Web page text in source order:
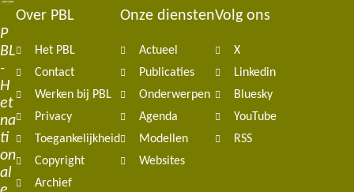
P
BL
-
H
et
na
ti
on
al
Footer
navigation
Over PBL
Het PBL
Contact
Werken bij PBL
Privacy
Toegankelijkheid
Copyright
Archief
Onze diensten
Actueel
Publicaties
Onderwerpen
Agenda
Modellen
Websites
Volg ons
X
Linkedin
Bluesky
YouTube
RSS